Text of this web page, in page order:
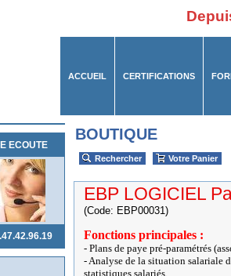
ACCUEIL CERTIFICATIONS
ECOUTE
BOUTIQUE
Rechercher Votre Panier
EBP LOGICIEL
(Code: EBP00031)
Fonctions principales :
- Plans de paye pré-paramétrés
- Analyse de la situation salariale
statistiques salariés.